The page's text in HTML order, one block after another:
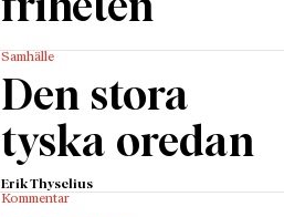
friheten
Samhälle
Den stora
tyska oredan
Erik Thyselius
Kommentar